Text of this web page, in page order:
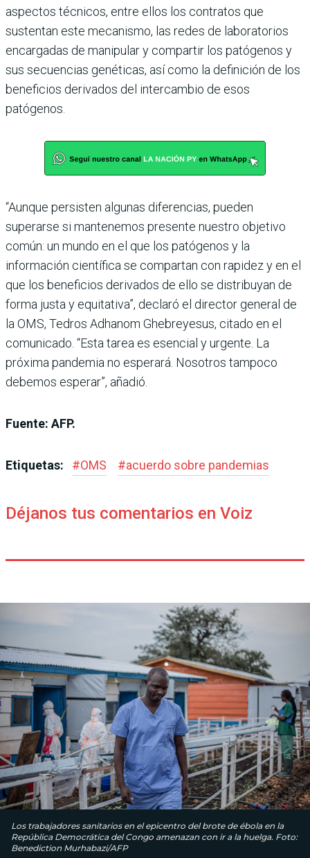
aspectos técnicos, entre ellos los contratos que
sustentan este mecanismo, las redes de laboratorios
encargadas de manipular y compartir los patógenos y
sus secuencias genéticas, así como la definición de los
beneficios derivados del intercambio de esos
patógenos.
“Aunque persisten algunas diferencias, pueden
superarse si mantenemos presente nuestro objetivo
común: un mundo en el que los patógenos y la
información científica se compartan con rapidez y en el
que los beneficios derivados de ello se distribuyan de
forma justa y equitativa”, declaró el director general de
la OMS, Tedros Adhanom Ghebreyesus, citado en el
comunicado. “Esta tarea es esencial y urgente. La
próxima pandemia no esperará. Nosotros tampoco
debemos esperar”, añadió.
Fuente: AFP.
Etiquetas: #OMS #acuerdo sobre pandemias
Déjanos tus comentarios en Voiz
Los trabajadores sanitarios en el epicentro del brote de ébola en la
República Democrática del Congo amenazan con ir a la huelga. Foto:
Benediction Murhabazi/AFP